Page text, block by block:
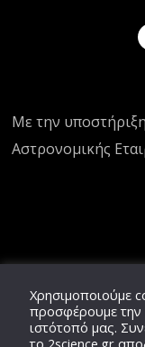
Με την
Αστρονομικής
Χρησιμοποιούμε
προσφέρουμε την
ιστότοπό μας.
το 2science.gr